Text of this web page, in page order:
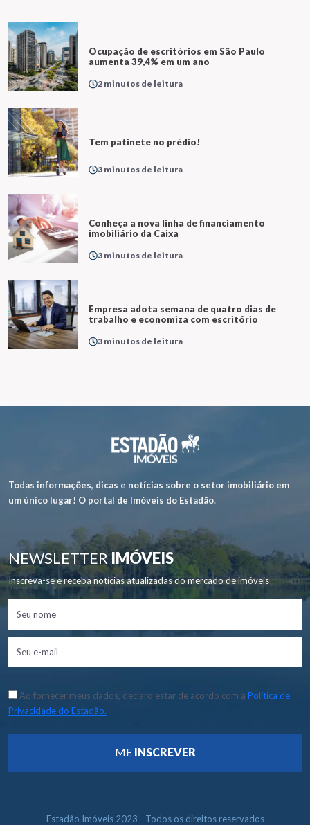
Ocupação de escritórios em São Paulo
aumenta 39,4% em um ano
2 minutos de leitura
Tem patinete no prédio!
3 minutos de leitura
Conheça a nova linha de financiamento
imobiliário da Caixa
3 minutos de leitura
Empresa adota semana de quatro dias de
trabalho e economiza com escritório
3 minutos de leitura
Todas informações, dicas e notícias sobre o setor imobiliário em
um único lugar! O portal de Imóveis do Estadão.
NEWSLETTERIMÓVEIS
Inscreva-se e receba notícias atualizadas do mercado de imóveis
Ao fornecer meus dados, declaro estar de acordo com a Política de
Privacidade do Estadão.
ME INSCREVER
Estadão Imóveis 2023 - Todos os direitos reservados